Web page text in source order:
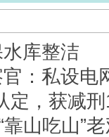
库整洁
：私设电
定，获减
山吃山”